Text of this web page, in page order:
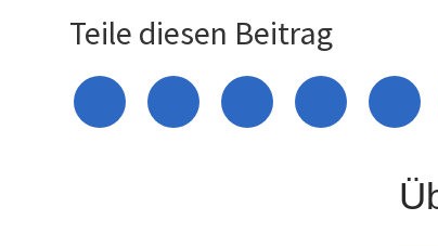
Teile diesen Beitrag